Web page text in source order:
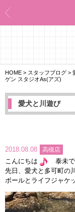
HOME > スタッフブログ >
ゲン スタジオAs(アズ)
愛犬と川遊び
2018.08.08 高槻店
こんにちは
泰未で
先日、愛犬と多可町の
ボールとライフジャケ